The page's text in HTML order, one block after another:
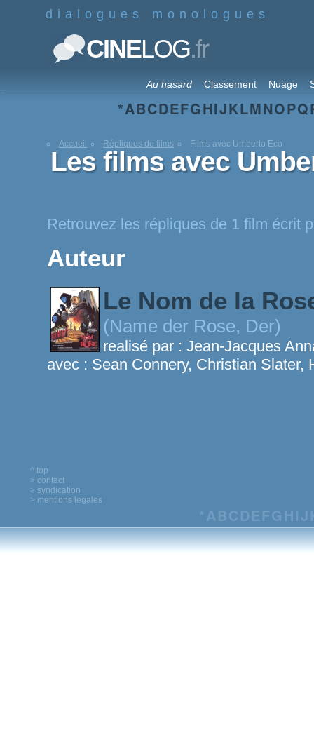
dialogues monologues
CINELOG.fr
Au hasard Classement Nuage
*ABCDEFGHIJKLMNOPQ
Accueil Répliques de films Films avec Umberto Eco
Les films avec
Retrouvez les répliques de 1 film écrit
Auteur
Le Nom de la
(Name der Rose, Der)
realisé par : Jean-Jacques
avec : Sean Connery, Christian Slater,
^ top
> contact
> syndication
> mentions legales
*ABCDEFG HIJ